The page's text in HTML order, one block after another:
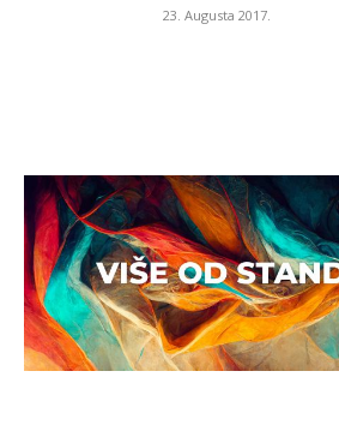
23. Augusta 2017.